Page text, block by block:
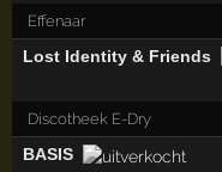
Effenaar
Lost Identity & Friends
Discotheek E-Dry
BASIS